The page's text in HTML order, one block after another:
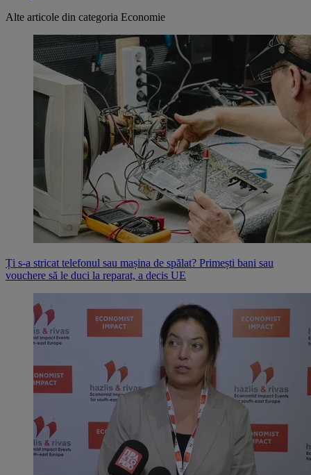
Alte articole din categoria Economie
Ți s-a stricat telefonul sau mașina de spălat? Primești bani sau
vouchere să le duci la reparat, a decis UE